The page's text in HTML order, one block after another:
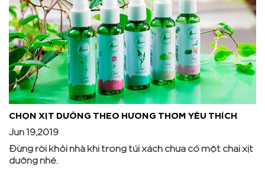
CHỌN XỊT DƯỠNG THEO HƯƠNG THƠM YÊU THÍCH
Jun 19,2019
Đừng rời khỏi nhà khi trong túi xách chưa có một chai xịt
dưỡng nhé.